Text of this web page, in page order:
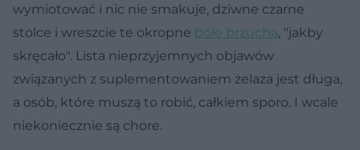
wymiotować i nic nie smakuje, dziwne czarne
stolce i wreszcie te okropne bóle brzucha, "jakby
skręcało". Lista nieprzyjemnych objawów
związanych z suplementowaniem żelaza jest długa,
a osób, które muszą to robić, całkiem sporo. I wcale
niekoniecznie są chore.